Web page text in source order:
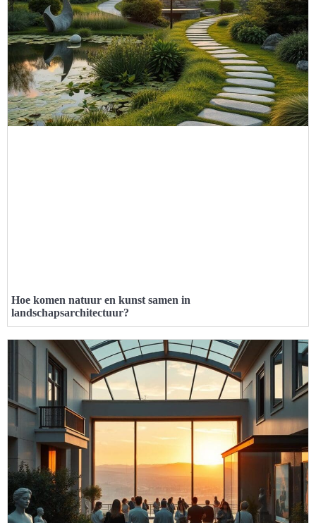
Hoe komen natuur en kunst samen in
landschapsarchitectuur?